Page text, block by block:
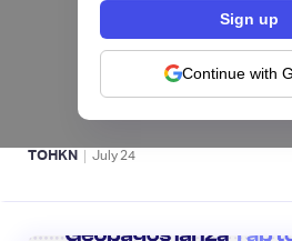
Continue with
Fintech salvadoreña
para invertir desde US$10
UU. y criptomonedas
ACTIVOS DIGITALES 👾
TOHKN | July 24